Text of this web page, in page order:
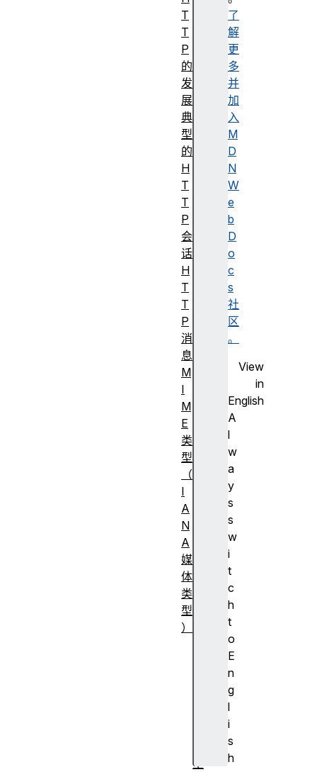
了
解
更
多
并
加
入
M
D
N
W
e
b
D
o
c
s
社
区
。
View
in
English
A
l
w
a
y
s
s
w
i
t
c
h
t
o
E
n
g
l
i
s
h
T
T
P
的
发
展
典
型
的
H
T
T
P
会
话
H
T
T
P
消
息
M
I
M
E
类
型
（
I
A
N
A
媒
体
类
型
）
型